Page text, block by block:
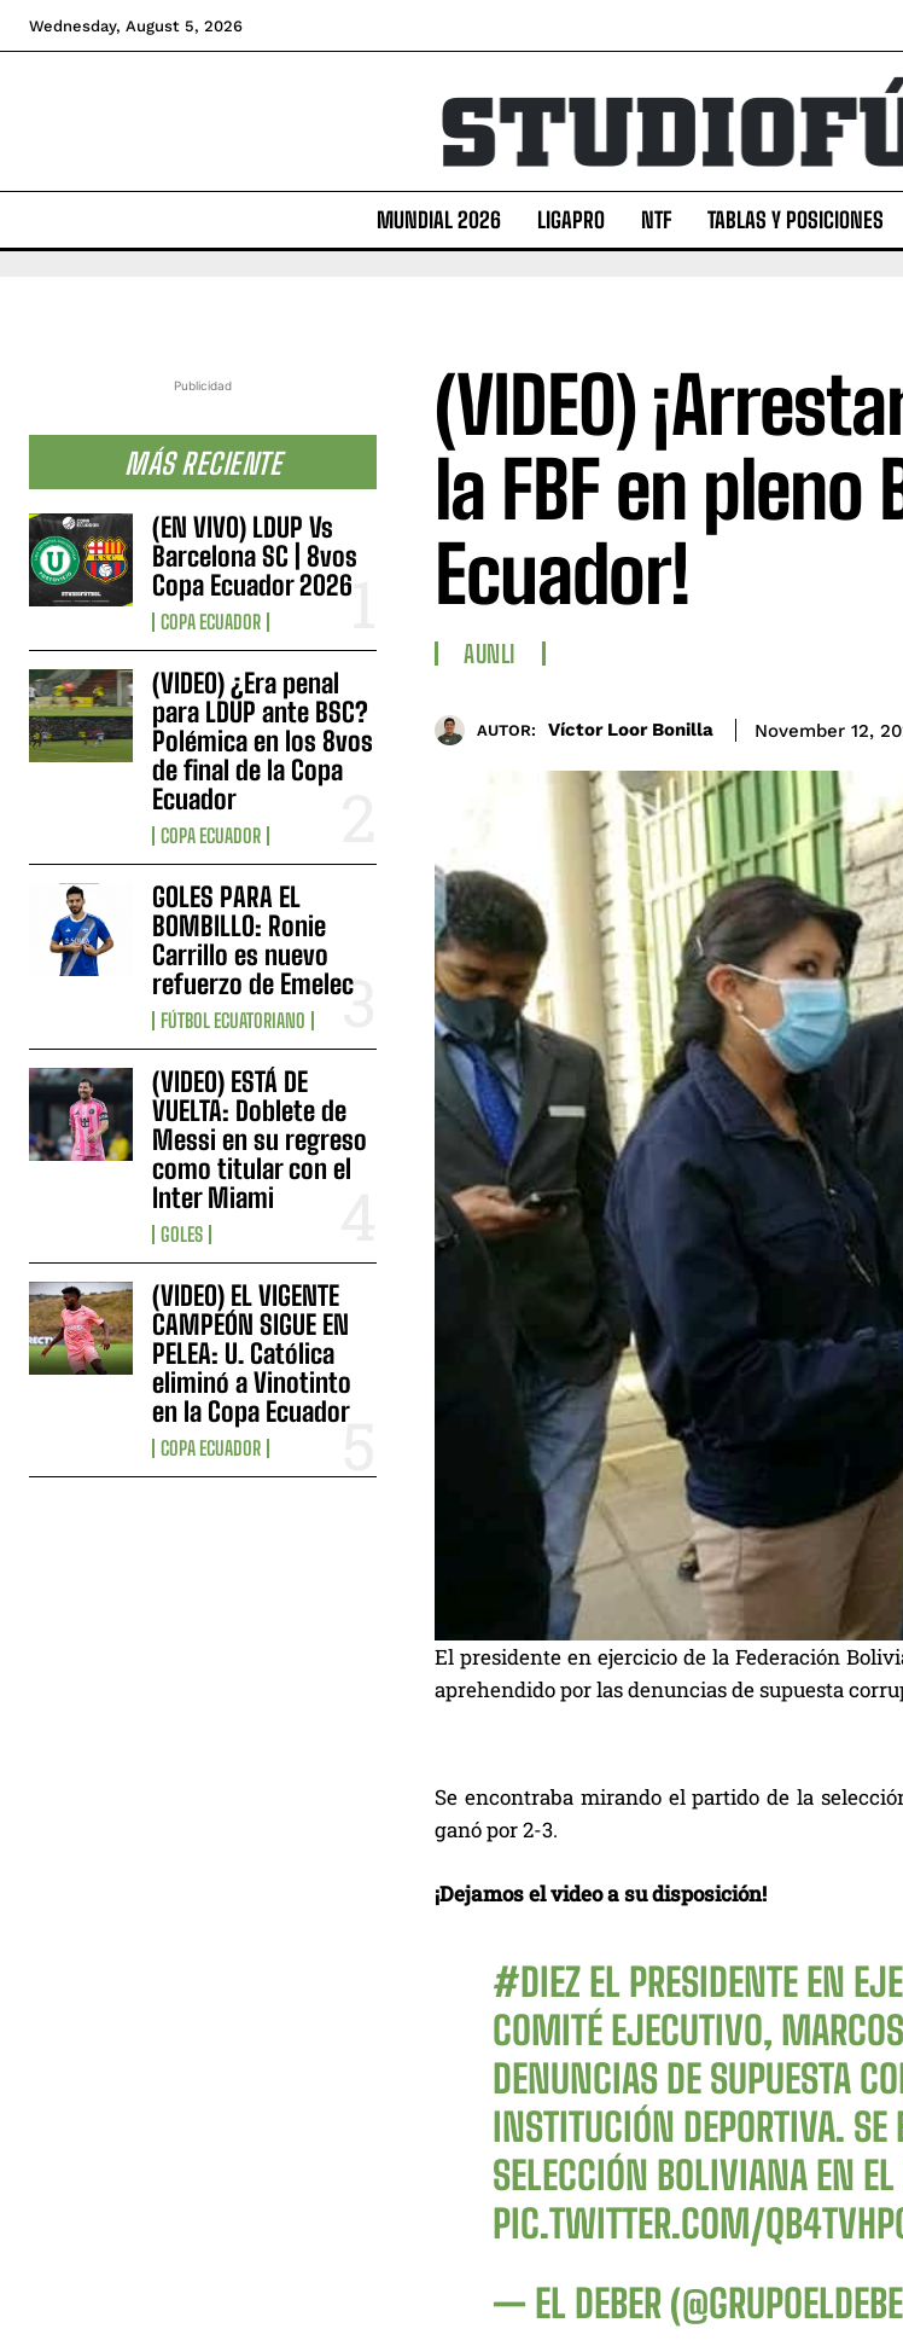
Wednesday, August 5, 2026
MUNDIAL 2026 LIGAPRO NTF TABLAS Y POSICIONES
Publicidad
MÁS RECIENTE
(EN VIVO) LDUP Vs
Barcelona SC | 8vos
Copa Ecuador 2026
COPA ECUADOR
(VIDEO) ¿Era penal
para LDUP ante BSC?
Polémica en los 8vos
de final de la Copa
Ecuador
COPA ECUADOR
GOLES PARA EL
BOMBILLO: Ronie
Carrillo es nuevo
refuerzo de Emelec
FÚTBOL ECUATORIANO
(VIDEO) ESTÁ DE
VUELTA: Doblete de
Messi en su regreso
como titular con el
Inter Miami
GOLES
(VIDEO) EL VIGENTE
CAMPEÓN SIGUE EN
PELEA: U. Católica
eliminó a Vinotinto
en la Copa Ecuador
COPA ECUADOR
(VIDEO)
la FBF en pleno
Ecuador!
AUNLI
AUTOR: Víctor Loor Bonilla November 12,
El presidente en ejercicio de la Federación
aprehendido por las denuncias de supuesta
Se encontraba mirando el partido de la
ganó por 2-3.
¡Dejamos el video a su disposición!
#DIEZ EL PRESIDENTE EN
COMITÉ EJECUTIVO,
DENUNCIAS DE SUPUESTA
INSTITUCIÓN DEPORTIVA.
SELECCIÓN BOLIVIANA EN
PIC.TWITTER.COM/
— EL DEBER